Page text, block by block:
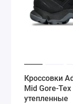
Кроссовки
Mid Gore-
утепленные